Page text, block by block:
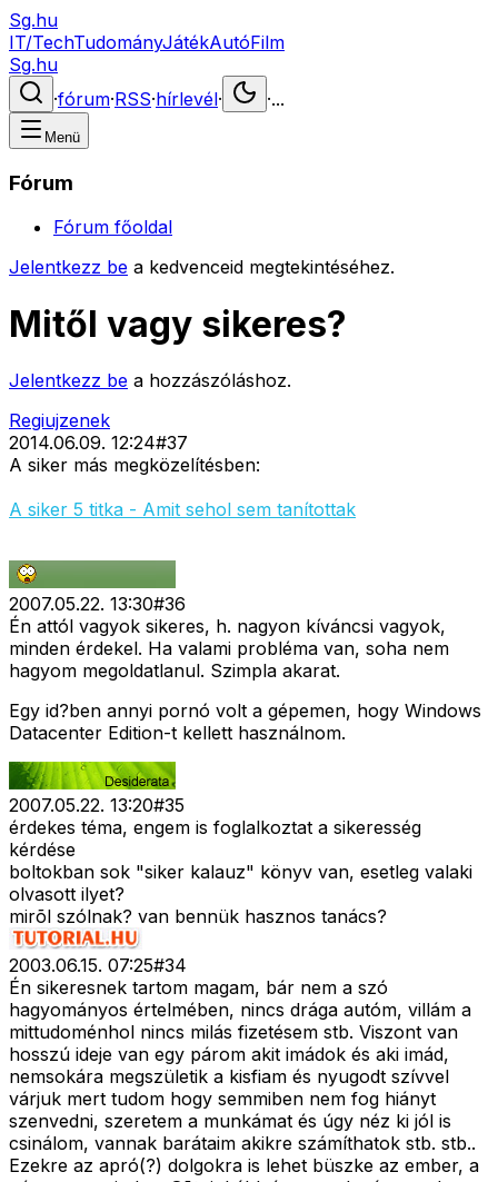
Sg.hu
IT/TechTudományJátékAutóFilm
Sg.hu
·fórum·RSS·hírlevél· ·...
Menü
Fórum
Fórum főoldal
Jelentkezz be a kedvenceid megtekintéséhez.
Mitől vagy sikeres?
Jelentkezz be a hozzászóláshoz.
Regiujzenek
2014.06.09. 12:24#37
A siker más megközelítésben:
A siker 5 titka - Amit sehol sem tanítottak
2007.05.22. 13:30#36
Én attól vagyok sikeres, h. nagyon kíváncsi vagyok,
minden érdekel. Ha valami probléma van, soha nem
hagyom megoldatlanul. Szimpla akarat.
Egy id?ben annyi pornó volt a gépemen, hogy Windows
Datacenter Edition-t kellett használnom.
2007.05.22. 13:20#35
érdekes téma, engem is foglalkoztat a sikeresség
kérdése
boltokban sok "siker kalauz" könyv van, esetleg valaki
olvasott ilyet?
mirõl szólnak? van bennük hasznos tanács?
2003.06.15. 07:25#34
Én sikeresnek tartom magam, bár nem a szó
hagyományos értelmében, nincs drága autóm, villám a
mittudoménhol nincs milás fizetésem stb. Viszont van
hosszú ideje van egy párom akit imádok és aki imád,
nemsokára megszületik a kisfiam és nyugodt szívvel
várjuk mert tudom hogy semmiben nem fog hiányt
szenvedni, szeretem a munkámat és úgy néz ki jól is
csinálom, vannak barátaim akikre számíthatok stb. stb..
Ezekre az apró(?) dolgokra is lehet büszke az ember, a